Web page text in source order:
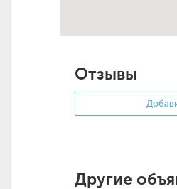
Отзывы
Другие